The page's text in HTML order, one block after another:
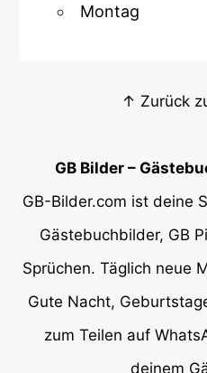
Montag
↑ Zurück
GB Bilder –
GB-Bilder.com ist deine
Gästebuchbilder, GB
Sprüchen. Täglich neue
Gute Nacht,
zum Teilen auf
deinem